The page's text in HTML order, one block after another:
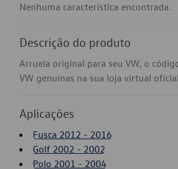
Nenhuma característica encontrada.
Descrição do produto
Arruela original para seu VW, o
VW genuínas na sua loja virtual
Aplicações
Fusca 2012 - 2016
Golf 2002 - 2002
Polo 2001 - 2004